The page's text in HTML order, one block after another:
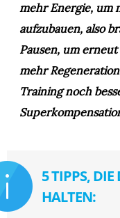
mehr Energie, um
aufzubauen, also
Pausen, um
mehr
Training noch
5 TIPPS,
HALTEN: